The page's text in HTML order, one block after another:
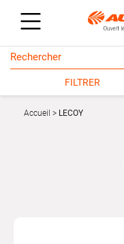
FILTRER
Accueil LECOY